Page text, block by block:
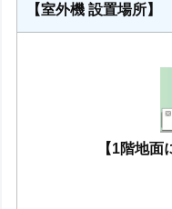
【室外機 設置場所】
【1階地面